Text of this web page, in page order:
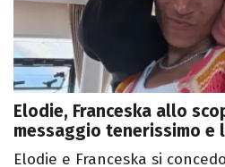
Elodie, Franceska allo
messaggio tenerissimo e
Elodie e Franceska si